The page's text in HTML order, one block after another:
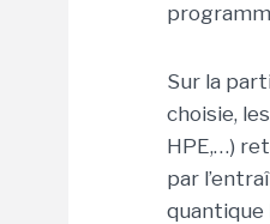
Sur la
choisie,
HPE,…)
par
quantique